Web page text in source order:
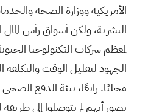
الأمريكية ووزارة الصحة
البشرية، ولكن أسواق رأس
لمعظم شركات التكنولوجيا
الجهود لتقليل الوقت والتكلفة
محليًا. رابعًا، بيئة الدفع